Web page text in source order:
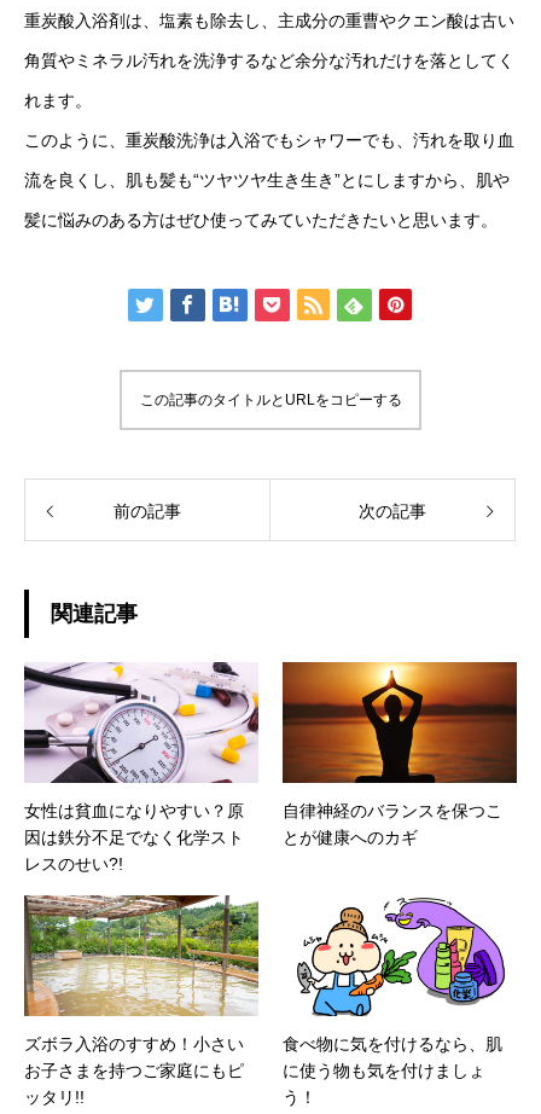
重炭酸入浴剤は、塩素も除去し、主成分の重曹やクエン酸は古い
角質やミネラル汚れを洗浄するなど余分な汚れだけを落としてく
れます。
このように、重炭酸洗浄は入浴でもシャワーでも、汚れを取り血
流を良くし、肌も髪も“ツヤツヤ生き生き”とにしますから、肌や
髪に悩みのある方はぜひ使ってみていただきたいと思います。
この記事のタイトルとURLをコピーする
前の記事 次の記事
関連記事
女性は貧血になりやすい？原
因は鉄分不足でなく化学スト
レスのせい?!
自律神経のバランスを保つこ
とが健康へのカギ
ズボラ入浴のすすめ！小さい
お子さまを持つご家庭にもピ
ッタリ!!
食べ物に気を付けるなら、肌
に使う物も気を付けましょ
う！